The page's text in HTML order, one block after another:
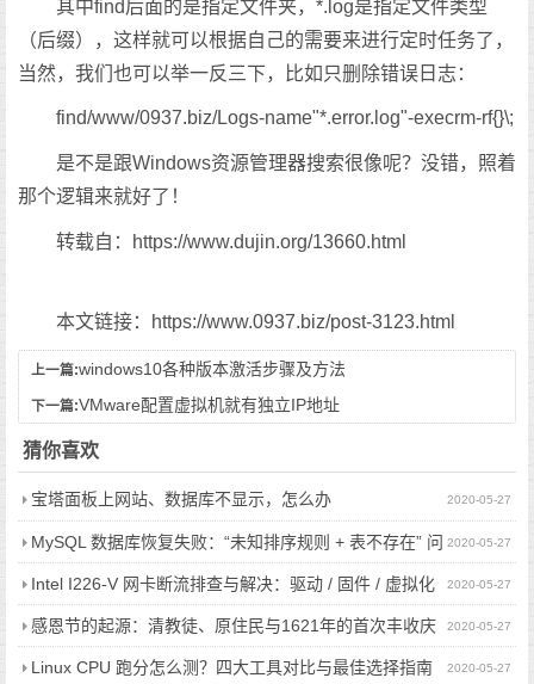
其中find后面的是指定文件夹，*.log是指定文件类型
（后缀），这样就可以根据自己的需要来进行定时任务了，
当然，我们也可以举一反三下，比如只删除错误日志：
find/www/0937.biz/Logs-name"*.error.log"-execrm-rf{}\;
是不是跟Windows资源管理器搜索很像呢？没错，照着
那个逻辑来就好了！
转载自：https://www.dujin.org/13660.html
本文链接：https://www.0937.biz/post-3123.html
上一篇:windows10各种版本激活步骤及方法
下一篇:VMware配置虚拟机就有独立IP地址
猜你喜欢
2020-05-27
宝塔面板上网站、数据库不显示，怎么办
2020-05-27
MySQL 数据库恢复失败：“未知排序规则 + 表不存在” 问
题的解决指南 2020-05-27
Intel I226-V 网卡断流排查与解决：驱动 / 固件 / 虚拟化
全场景方案 2020-05-27
感恩节的起源：清教徒、原住民与1621年的首次丰收庆
典 2020-05-27
Linux CPU 跑分怎么测？四大工具对比与最佳选择指南